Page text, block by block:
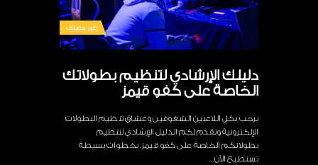
غير مصنف
دليلك الإرشادي لتنظيم بطولاتك
الخاصة على كفو قيمز
نرحب بكل اللاعبين الشغوفين وعشاق تنظيم البطولات
الإلكترونية ونقدم لكم الدليل الإرشادي لتنظيم
بطولاتكم الخاصة على كفو قيمز. بخطوات بسيطة
تستطيع الآن…